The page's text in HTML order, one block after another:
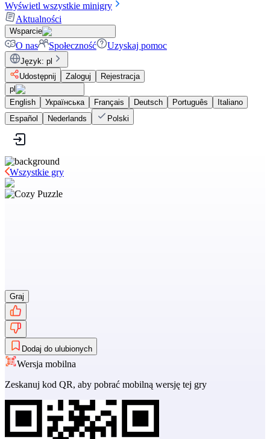
Wyświetl wszystkie minigry
Aktualności
Wsparcie
O nas Społeczność Uzyskaj pomoc
Język: pl
Udostępnij
Zaloguj
Rejestracja
pl
English
Українська Français Deutsch Português
Italiano
Español
Nederlands Polski
Wszystkie gry
Graj
Dodaj do ulubionych
Wersja mobilna
Zeskanuj kod QR, aby pobrać mobilną wersję tej gry